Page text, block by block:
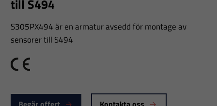
till S494
S305PX494 är en armatur avsedd för montage av
sensorer till S494
CE